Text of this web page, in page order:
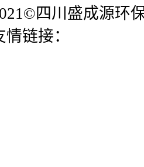
四川盛成源环
情链接：